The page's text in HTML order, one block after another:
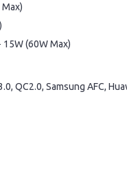
15W (60W Max)
QC2.0, Samsung AFC,